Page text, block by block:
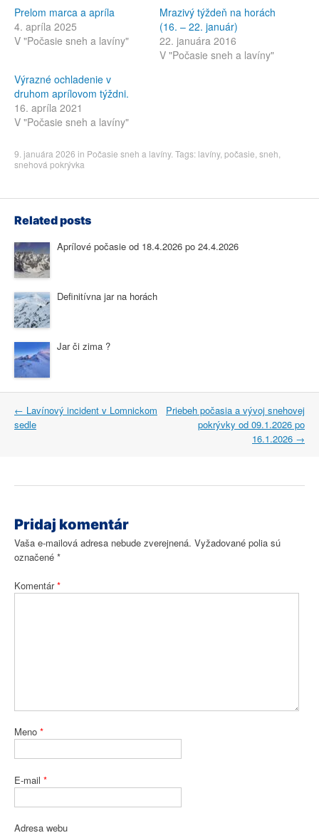
Prelom marca a apríla
4. apríla 2025
V "Počasie sneh a lavíny"
Mrazivý týždeň na horách
(16. – 22. január)
22. januára 2016
V "Počasie sneh a lavíny"
Výrazné ochladenie v
druhom aprílovom týždni.
16. apríla 2021
V "Počasie sneh a lavíny"
9. januára 2026 in Počasie sneh a lavíny. Tags: lavíny,počasie,sneh,
snehová pokrývka
Related posts
Aprílové počasie od 18.4.2026 po 24.4.2026
Definitívna jar na horách
Jar či zima ?
Post
navigation
← Lavínový incident v Lomnickom
sedle
Priebeh počasia a vývoj snehovej
pokrývky od 09.1.2026 po
16.1.2026 →
Pridaj komentár
Vaša e-mailová adresa nebude zverejnená. Vyžadované polia sú
označené *
Komentár*
Meno *
E-mail *
Adresa webu